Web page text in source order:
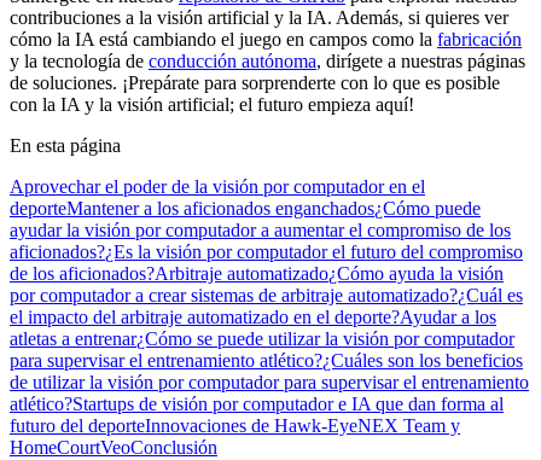
contribuciones a la visión artificial y la IA. Además, si quieres ver
cómo la IA está cambiando el juego en campos como la fabricación
y la tecnología de conducción autónoma, dirígete a nuestras páginas
de soluciones. ¡Prepárate para sorprenderte con lo que es posible
con la IA y la visión artificial; el futuro empieza aquí!
En esta página
Aprovechar el poder de la visión por computador en el
deporteMantener a los aficionados enganchados¿Cómo puede
ayudar la visión por computador a aumentar el compromiso de los
aficionados?¿Es la visión por computador el futuro del compromiso
de los aficionados?Arbitraje automatizado¿Cómo ayuda la visión
por computador a crear sistemas de arbitraje automatizado?¿Cuál es
el impacto del arbitraje automatizado en el deporte?Ayudar a los
atletas a entrenar¿Cómo se puede utilizar la visión por computador
para supervisar el entrenamiento atlético?¿Cuáles son los beneficios
de utilizar la visión por computador para supervisar el entrenamiento
atlético?Startups de visión por computador e IA que dan forma al
futuro del deporteInnovaciones de Hawk-EyeNEX Team y
HomeCourtVeoConclusión